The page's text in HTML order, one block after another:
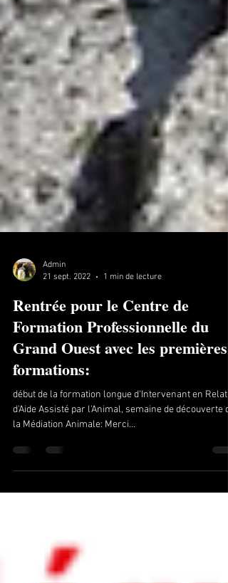
Admin
21 sept. 2022
1 min de lecture
Rentrée pour le Centre de
Formation Professionnelle du
Grand Ouest avec les premières
formations:
début de la formation longue d'Intervenant en